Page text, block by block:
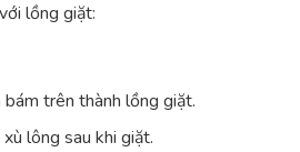
lồng giặt:
trên thành lồng giặt.
lông sau khi giặt.